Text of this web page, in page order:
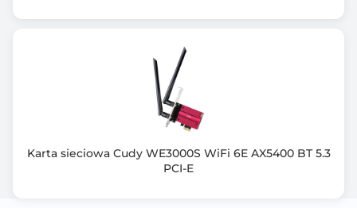
Karta sieciowa Cudy WE3000S WiFi 6E AX5400 BT 5.3
PCI-E